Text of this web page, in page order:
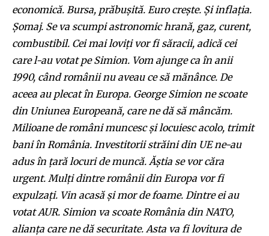
economică. Bursa, prăbușită. Euro crește. Și inflația.
Șomaj. Se va scumpi astronomic hrană, gaz, curent,
combustibil. Cei mai loviți vor fi săracii, adică cei
care l-au votat pe Simion. Vom ajunge ca în anii
1990, când românii nu aveau ce să mănânce. De
aceea au plecat în Europa. George Simion ne scoate
din Uniunea Europeană, care ne dă să mâncăm.
Milioane de români muncesc și locuiesc acolo, trimit
bani în România. Investitorii străini din UE ne-au
adus în țară locuri de muncă. Ăștia se vor căra
urgent. Mulți dintre românii din Europa vor fi
expulzați. Vin acasă și mor de foame. Dintre ei au
votat AUR. Simion va scoate România din NATO,
alianța care ne dă securitate. Asta va fi lovitura de